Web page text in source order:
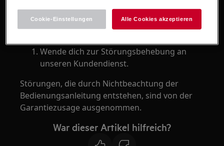
Lösung
Wende dich zur Störungsbehebung an
unseren Kundendienst.
Störungen, die durch Nichtbeachtung der
Bedienungsanleitung entstehen, sind von der
Garantiezusage ausgenommen.
War dieser Artikel hilfreich?
Cookie-Einstellungen Alle Cookies akzeptieren